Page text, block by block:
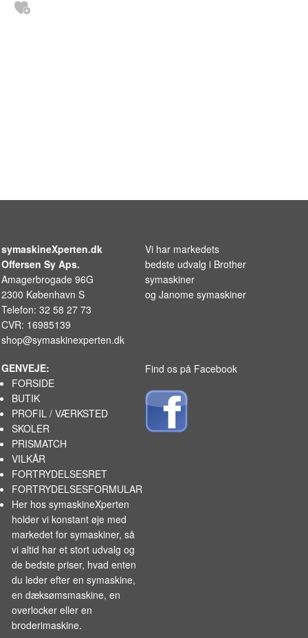
symaskineXperten.dk
Offersen Sy Aps.
Amagerbrogade 96G
2300 København S
Telefon: 32 58 27 73
CVR: 16985139
shop@symaskinexperten.dk
Vi har markedets
bedste udvalg i Brother
symaskiner
og Janome symaskiner
GENVEJE:
FORSIDE
BUTIK
PROFIL / VÆRKSTED
SKOLER
PRISMATCH
VILKÅR
FORTRYDELSESRET
FORTRYDELSESFORMULAR
Her hos symaskineXperten
holder vi konstant øje med
markedet forsymaskiner, så
vi altid har et stort udvalg og
de bedste priser, hvad enten
du leder efter en symaskine,
en dæksømsmaskine, en
overlocker eller en
broderimaskine.
Find os på Facebook